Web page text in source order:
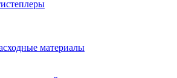
материалы